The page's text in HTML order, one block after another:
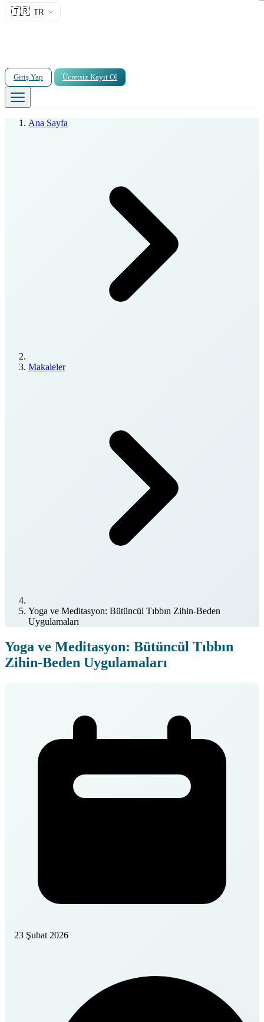
🇹🇷 TR
Giriş Yap Ücretsiz Kayıt Ol
Ana Sayfa
Makaleler
Yoga ve Meditasyon: Bütüncül Tıbbın Zihin-Beden
Uygulamaları
Yoga ve Meditasyon: Bütüncül Tıbbın
Zihin-Beden Uygulamaları
23 Şubat 2026